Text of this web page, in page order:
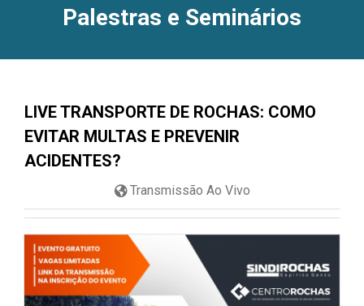
Palestras e Seminários
LIVE TRANSPORTE DE ROCHAS: COMO
EVITAR MULTAS E PREVENIR
ACIDENTES?
Transmissão Ao Vivo